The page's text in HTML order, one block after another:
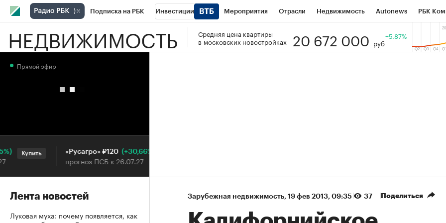
Подписка на РБК Инвестиции Мероприятия Отрасли Недвижимость Autonews РБК
РБК Вино Спорт Школа управления РБК РБК Образование Тренды
НЕДВИЖИМОСТЬ
Средняя цена квартиры
в московских новостройках
20 672 000 руб
+5.87%
Зарубежная недвижимость⁠, 19 фев 2013, 09:35 37 Поделиться
Прямой эфир
Купить «Русагро» ₽120 (+30,66%)
прогноз ПСБ к 26.07.27
Лента новостей
Луковая муха: почему появляется, как